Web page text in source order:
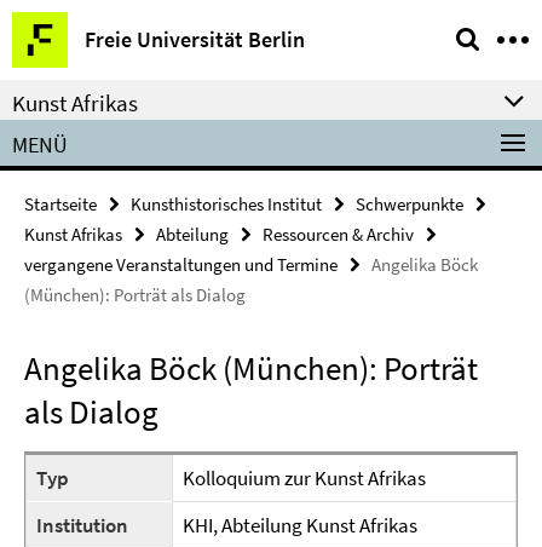
Springe
direkt
zu
Inhalt
Freie Universität Berlin
Service-
Navigation
Kunst Afrikas
MENÜ
Startseite Kunsthistorisches Institut
Schwerpunkte
Kunst Afrikas
Abteilung
Ressourcen & Archiv
vergangene Veranstaltungen und Termine
Angelika Böck
(München): Porträt als Dialog
Angelika Böck (München): Porträt
als Dialog
Typ
Kolloquium zur Kunst Afrikas
Institution
KHI, Abteilung Kunst Afrikas